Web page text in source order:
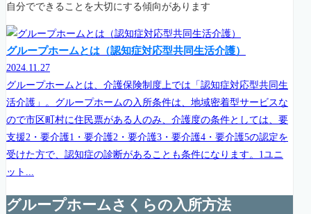
自分でできることを大切にする傾向があります
グループホームとは（認知症対応型共同生活介護）
2024.11.27
グループホームとは、介護保険制度上では「認知症対応型共同生
活介護」。グループホームの入所条件は、地域密着型サービスな
ので市区町村に住民票がある人のみ、介護度の条件としては、要
支援2・要介護1・要介護2・要介護3・要介護4・要介護5の認定を
受けた方で、認知症の診断があることも条件になります。1ユニ
ット...
グループホームさくらの入所方法